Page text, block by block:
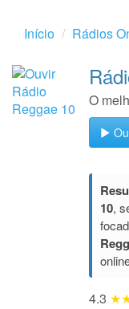
Início Rádios
O
10,
4.3